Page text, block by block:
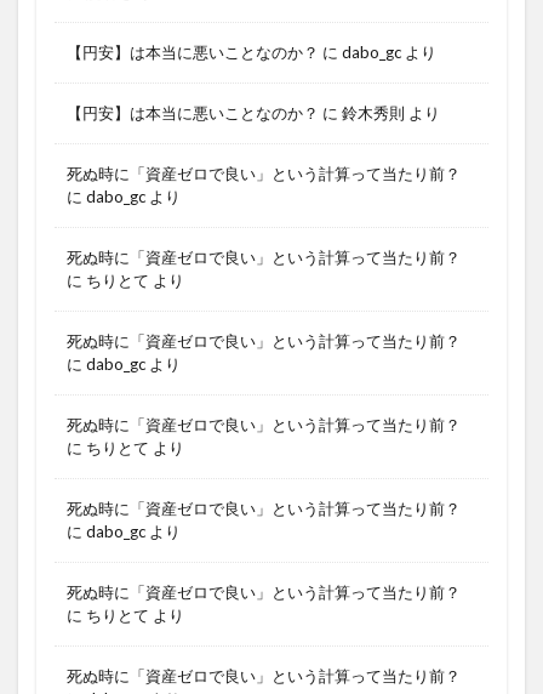
【円安】は本当に悪いことなのか？ に dabo_gc より
【円安】は本当に悪いことなのか？ に 鈴木秀則 より
死ぬ時に「資産ゼロで良い」という計算って当たり前？
に dabo_gc より
死ぬ時に「資産ゼロで良い」という計算って当たり前？
に ちりとて より
死ぬ時に「資産ゼロで良い」という計算って当たり前？
に dabo_gc より
死ぬ時に「資産ゼロで良い」という計算って当たり前？
に ちりとて より
死ぬ時に「資産ゼロで良い」という計算って当たり前？
に dabo_gc より
死ぬ時に「資産ゼロで良い」という計算って当たり前？
に ちりとて より
死ぬ時に「資産ゼロで良い」という計算って当たり前？